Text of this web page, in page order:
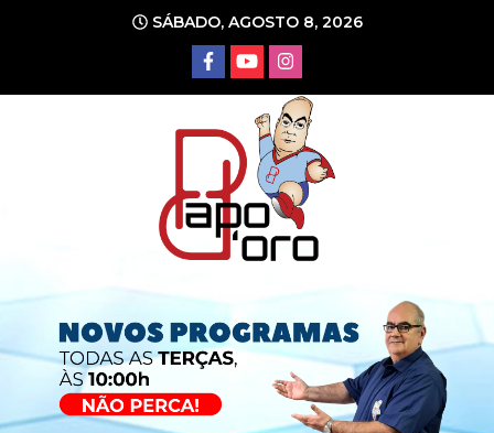
conteúdo
SÁBADO, AGOSTO 8, 2026